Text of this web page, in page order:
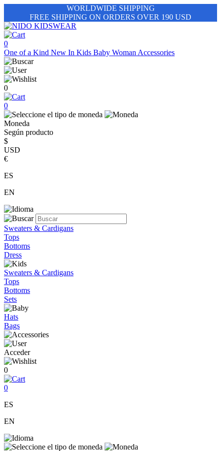
WORLDWIDE SHIPPING
FREE SHIPPING ON ORDERS OVER 190 USD
0
One of a Kind New In Kids Baby Woman Accessories
0
0
Moneda
Según producto
$
USD
€
ES
EN
Sweaters & Cardigans
Tops
Bottoms
Dress
Sweaters & Cardigans
Tops
Bottoms
Sets
Hats
Bags
Acceder
0
0
ES
EN